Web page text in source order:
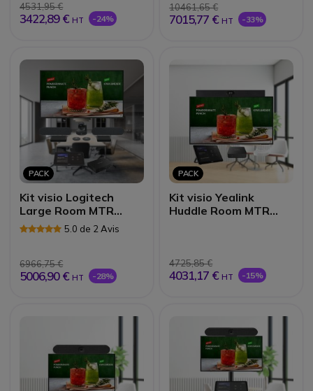
4531,95 €
3422,89 € HT -24%
10461,65 €
7015,77 € HT -33%
PACK
Kit visio Logitech
Large Room MTR
Windows5.0 de 2 Avis
6966,75 €
5006,90 € HT -28%
PACK
Kit visio Yealink
Huddle Room MTR
4725,85 €
4031,17 € HT -15%